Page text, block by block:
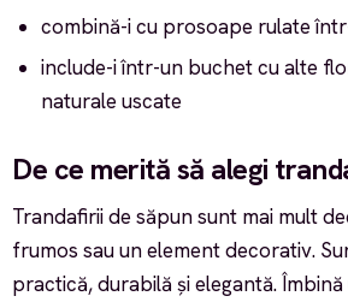
combină-i cu prosoape rulate
include-i într-un buchet cu alte
naturale uscate
De ce merită să alegi
Trandafirii de săpun sunt mai mult
frumos sau un element decorativ.
practică, durabilă și elegantă.